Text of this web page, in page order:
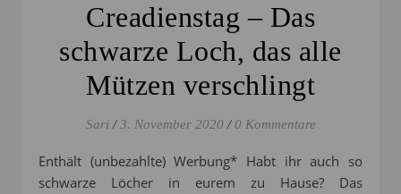
Creadienstag – Das
schwarze Loch, das alle
Mützen verschlingt
Sari / 3. November 2020 / 0 Kommentare
Enthält (unbezahlte) Werbung* Habt ihr auch so
schwarze Löcher in eurem zu Hause? Das